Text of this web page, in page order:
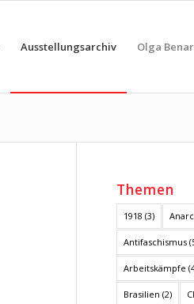
Ausstellungsarchiv Olga
Themen
1918 (3)
Antifaschismus
Arbeitskämpfe
Brasilien (2)